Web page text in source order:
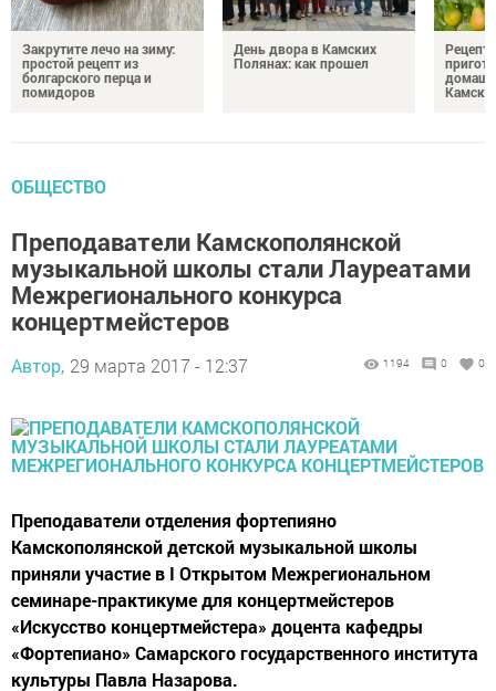
Закрутите лечо на зиму:
простой рецепт из
болгарского перца и
помидоров
День двора в Камских
Полянах: как прошел
ОБЩЕСТВО
Преподаватели Камскополянской
музыкальной школы стали Лауреатами
Межрегионального конкурса
концертмейстеров
Автор, 29 марта 2017 - 12:37 1194 0 0
Преподаватели отделения фортепияно
Камскополянской детской музыкальной школы
приняли участие в I Открытом Межрегиональном
семинаре-практикуме для концертмейстеров
«Искусство концертмейстера» доцента кафедры
«Фортепиано» Самарского государственного института
культуры Павла Назарова.